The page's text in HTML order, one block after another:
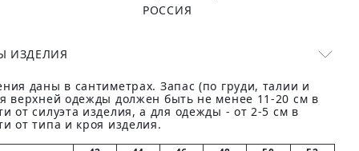
РОССИЯ
ИЗДЕЛИЯ
даны в сантиметрах. Запас (по груди, талии и
верхней одежды должен быть не менее 11-20 см в
от силуэта изделия, а для одежды - от 2-5 см в
от типа и кроя изделия.